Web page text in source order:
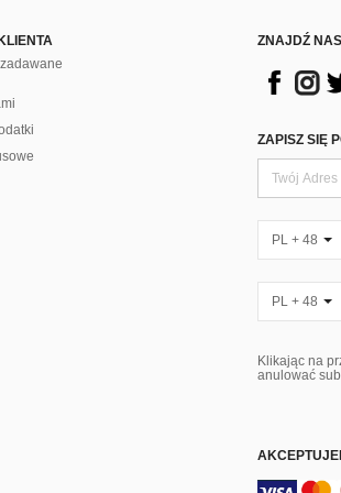
ZNAJDŹ
ZAPISZ SIĘ
PL + 48
PL + 48
Klikając na
anulować